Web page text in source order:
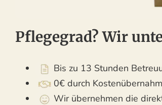
Pflegegrad? Wir
Bis zu 13 Stunden
0€ durch
Wir übernehmen die